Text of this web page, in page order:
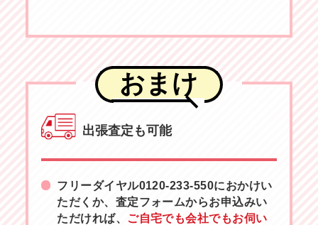
おまけ
出張査定も可能
フリーダイヤル0120-233-550におかけい
ただくか、査定フォームからお申込みい
ただければ、 ご自宅でも会社でもお伺い